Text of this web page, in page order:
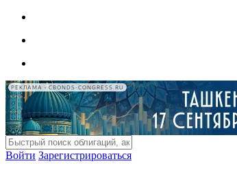
РЕКЛАМА • CBONDS-CONGRESS.RU
Войти Зарегистрироваться